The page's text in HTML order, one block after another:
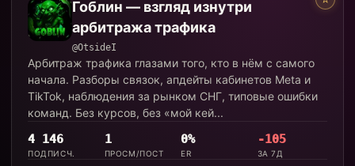
Гоблин — взгляд изнутри
арбитража трафика
@OtsideI
Арбитраж трафика глазами того, кто в нём с самого
начала. Разборы связок, апдейты кабинетов Meta и
TikTok, наблюдения за рынком СНГ, типовые ошибки
команд. Без курсов, без «мой кей...
4 146
ПОДПИСЧ.
1
ПРОСМ/ПОСТ
0%
ER
-105
ЗА 7Д